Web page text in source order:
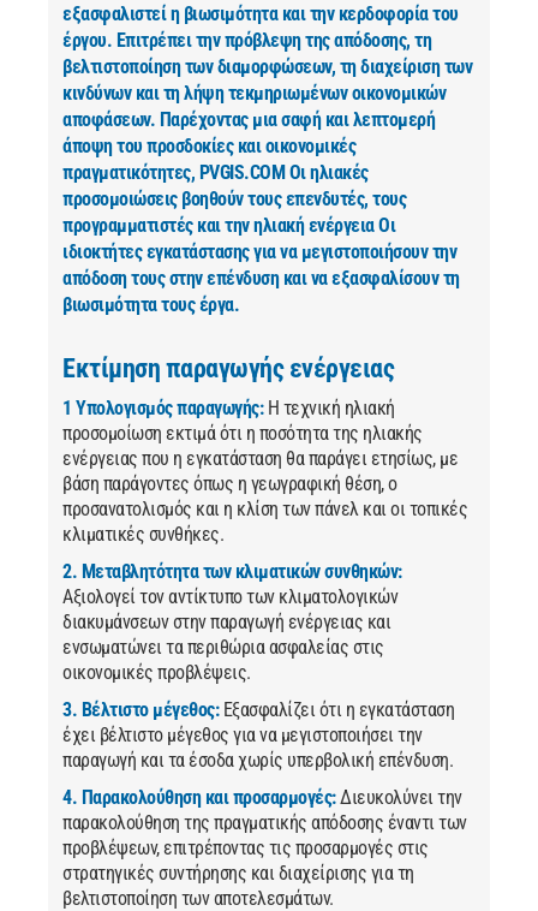
εξασφαλιστεί η βιωσιμότητα και την κερδοφορία του
έργου. Επιτρέπει την πρόβλεψη της απόδοσης, τη
βελτιστοποίηση των διαμορφώσεων, τη διαχείριση των
κινδύνων και τη λήψη τεκμηριωμένων οικονομικών
αποφάσεων. Παρέχοντας μια σαφή και λεπτομερή
άποψη του προσδοκίες και οικονομικές
πραγματικότητες, PVGIS.COM Οι ηλιακές
προσομοιώσεις βοηθούν τους επενδυτές, τους
προγραμματιστές και την ηλιακή ενέργεια Οι
ιδιοκτήτες εγκατάστασης για να μεγιστοποιήσουν την
απόδοση τους στην επένδυση και να εξασφαλίσουν τη
βιωσιμότητα τους έργα.
Εκτίμηση παραγωγής ενέργειας
1 Υπολογισμός παραγωγής: Η τεχνική ηλιακή
προσομοίωση εκτιμά ότι η ποσότητα της ηλιακής
ενέργειας που η εγκατάσταση θα παράγει ετησίως, με
βάση παράγοντες όπως η γεωγραφική θέση, ο
προσανατολισμός και η κλίση των πάνελ και οι τοπικές
κλιματικές συνθήκες.
2. Μεταβλητότητα των κλιματικών συνθηκών:
Αξιολογεί τον αντίκτυπο των κλιματολογικών
διακυμάνσεων στην παραγωγή ενέργειας και
ενσωματώνει τα περιθώρια ασφαλείας στις
οικονομικές προβλέψεις.
3. Βέλτιστο μέγεθος: Εξασφαλίζει ότι η εγκατάσταση
έχει βέλτιστο μέγεθος για να μεγιστοποιήσει την
παραγωγή και τα έσοδα χωρίς υπερβολική επένδυση.
4. Παρακολούθηση και προσαρμογές:Διευκολύνει την
παρακολούθηση της πραγματικής απόδοσης έναντι των
προβλέψεων, επιτρέποντας τις προσαρμογές στις
στρατηγικές συντήρησης και διαχείρισης για τη
βελτιστοποίηση των αποτελεσμάτων.